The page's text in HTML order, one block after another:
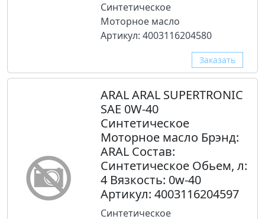
Синтетическое
Моторное масло
Артикул: 4003116204580
Заказать
ARAL ARAL SUPERTRONIC
SAE 0W-40
Синтетическое
Моторное масло Брэнд:
ARAL Состав:
Синтетическое Обьем, л:
4 Вязкость: 0w-40
Артикул: 4003116204597
Синтетическое